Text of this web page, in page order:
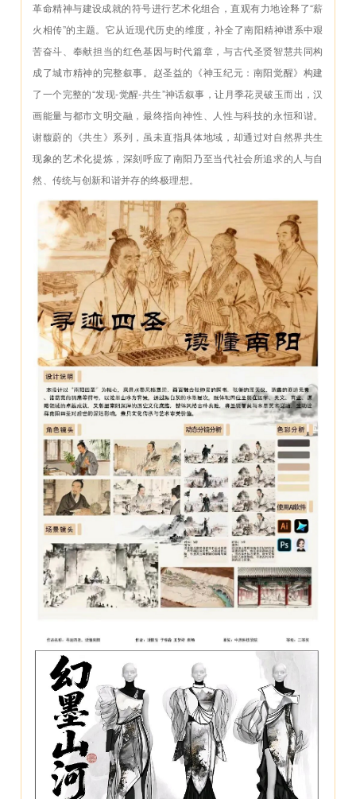
革命精神与建设成就的符号进行艺术化组合，直观有力地诠释了“薪
火相传”的主题。它从近现代历史的维度，补全了南阳精神谱系中艰
苦奋斗、奉献担当的红色基因与时代篇章，与古代圣贤智慧共同构
成了城市精神的完整叙事。赵圣益的《神玉纪元：南阳觉醒》构建
了一个完整的“发现-觉醒-共生”神话叙事，让月季花灵破玉而出，汉
画能量与都市文明交融，最终指向神性、人性与科技的永恒和谐。
谢馥蔚的《共生》系列，虽未直指具体地域，却通过对自然界共生
现象的艺术化提炼，深刻呼应了南阳乃至当代社会所追求的人与自
然、传统与创新和谐并存的终极理想。